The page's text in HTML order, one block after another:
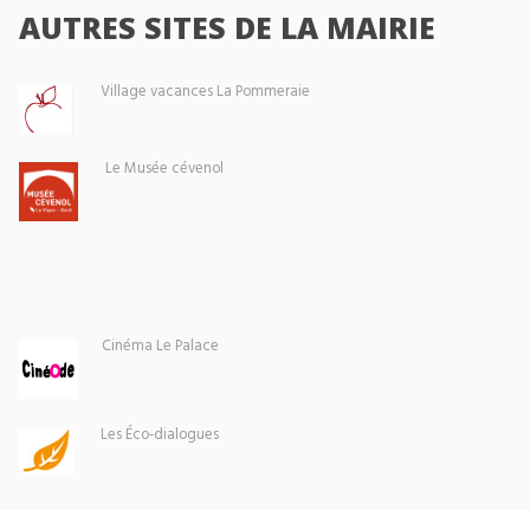
AUTRES SITES DE LA MAIRIE
Village vacances La Pommeraie
Le Musée cévenol
Cinéma Le Palace
Les Éco-dialogues